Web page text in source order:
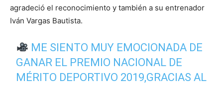
agradeció el reconocimiento y también a su entrenador
Iván Vargas Bautista.
ME SIENTO MUY EMOCIONADA DE
GANAR EL PREMIO NACIONAL DE
MÉRITO DEPORTIVO 2019,GRACIAS AL